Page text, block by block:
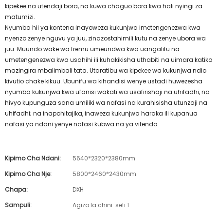
kipekee na utendaji bora, na kuwa chaguo bora kwa hali nyingi za
matumizi.
Nyumba hii ya kontena inayoweza kukunjwa imetengenezwa kwa
nyenzo zenye nguvu ya juu, zinazostahimili kutu na zenye ubora wa
juu. Muundo wake wa fremu umeundwa kwa uangalifu na
umetengenezwa kwa usahihi ili kuhakikisha uthabiti na uimara katika
mazingira mbalimbali tata. Utaratibu wa kipekee wa kukunjwa ndio
kivutio chake kikuu. Ubunifu wa kihandisi wenye ustadi huwezesha
nyumba kukunjwa kwa ufanisi wakati wa usafirishaji na uhifadhi, na
hivyo kupunguza sana umiliki wa nafasi na kurahisisha utunzaji na
uhifadhi; na inapohitajika, inaweza kukunjwa haraka ili kupanua
nafasi ya ndani yenye nafasi kubwa na ya vitendo.
Kipimo Cha Ndani:
5640*2320*2380mm
Kipimo Cha Nje:
5800*2460*2430mm
Chapa:
DXH
Sampuli:
Agizo la chini: seti 1